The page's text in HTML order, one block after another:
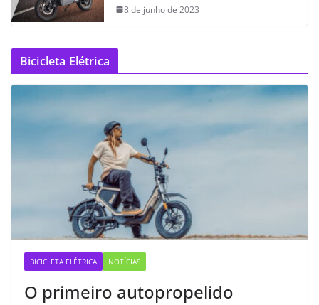
8 de junho de 2023
Bicicleta Elétrica
BICICLETA ELÉTRICA NOTÍCIAS
O primeiro autopropelido